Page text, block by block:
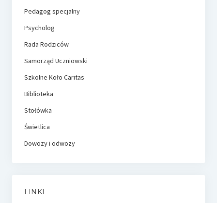
Pedagog specjalny
Psycholog
Rada Rodziców
Samorząd Uczniowski
Szkolne Koło Caritas
Biblioteka
Stołówka
Świetlica
Dowozy i odwozy
LINKI